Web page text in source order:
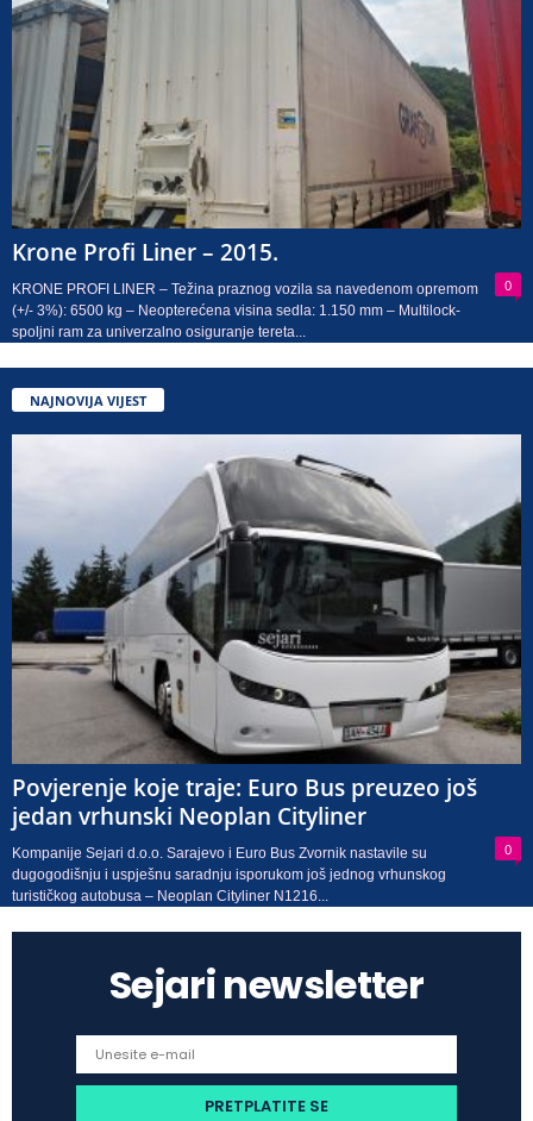
Krone Profi Liner – 2015.
0
KRONE PROFI LINER – Težina praznog vozila sa navedenom opremom
(+/- 3%): 6500 kg – Neopterećena visina sedla: 1.150 mm – Multilock-
spoljni ram za univerzalno osiguranje tereta...
NAJNOVIJA VIJEST
Povjerenje koje traje: Euro Bus preuzeo još
jedan vrhunski Neoplan Cityliner
0
Kompanije Sejari d.o.o. Sarajevo i Euro Bus Zvornik nastavile su
dugogodišnju i uspješnu saradnju isporukom još jednog vrhunskog
turističkog autobusa – Neoplan Cityliner N1216...
Sejari newsletter